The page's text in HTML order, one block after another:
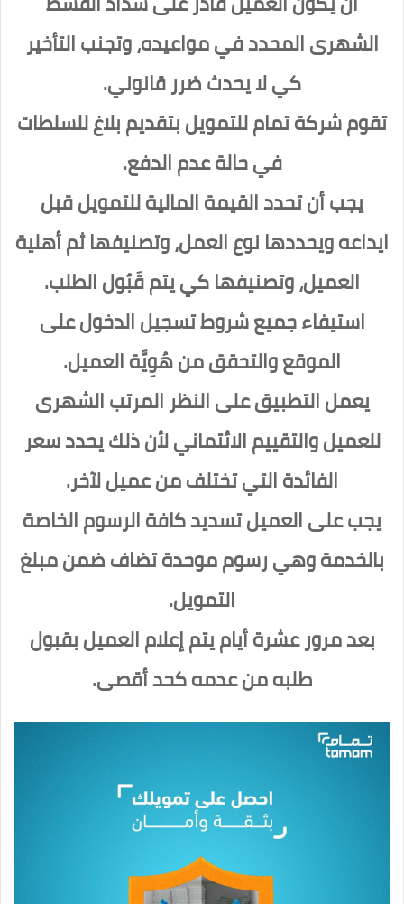
الشهرى المحدد في مواعيده، وتجنب التأخير
كي لا يحدث ضرر قانوني.
تقوم شركة تمام للتمويل بتقديم بلاغ للسلطات
في حالة عدم الدفع.
يجب أن تحدد القيمة المالية للتمويل قبل
ايداعه ويحددها نوع العمل، وتصنيفها ثم أهلية
العميل، وتصنيفها كي يتم قَبُول الطلب.
استيفاء جميع شروط تسجيل الدخول على
الموقع والتحقق من هُوِيَّة العميل.
يعمل التطبيق على النظر المرتب الشهرى
للعميل والتقييم الائتماني لأن ذلك يحدد سعر
الفائدة التي تختلف من عميل لآخر.
يجب على العميل تسديد كافة الرسوم الخاصة
بالخدمة وهي رسوم موحدة تضاف ضمن مبلغ
التمويل.
بعد مرور عشرة أيام يتم إعلام العميل بقبول
طلبه من عدمه كحد أقصى.